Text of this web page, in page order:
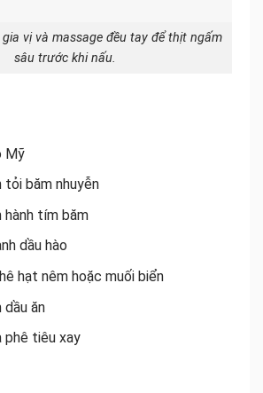
vị và massage đều tay để thịt ngấm
sâu trước khi nấu.
Mỹ
tỏi băm nhuyễn
hành tím băm
dầu hào
hạt nêm hoặc muối biển
dầu ăn
phê tiêu xay